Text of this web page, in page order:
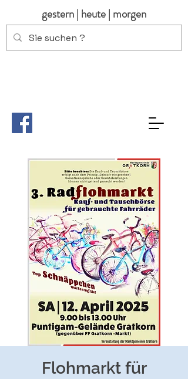
gestern | heute | morgen
Flohmarkt für